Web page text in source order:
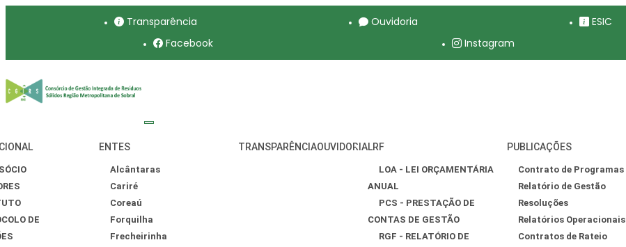
Transparência Ouvidoria ESIC
Facebook
Instagram
DE
ENTES
Alcântaras
Cariré
Coreaú
Forquilha
Frecheirinha
TRANSPARÊNCIAOUVIDORIALRF
LOA - LEI ORÇAMENTÁRIA
ANUAL
PCS - PRESTAÇÃO DE
CONTAS DE GESTÃO
RGF - RELATÓRIO DE
PUBLICAÇÕES
Contrato de Programas
Relatório de Gestão
Resoluções
Relatórios Operacionais
Contratos de Rateio